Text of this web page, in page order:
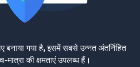
गया है, इसमें सबसे उन्नत अंतर्निहित
मात्रा की क्षमताएं उपलब्ध हैं।